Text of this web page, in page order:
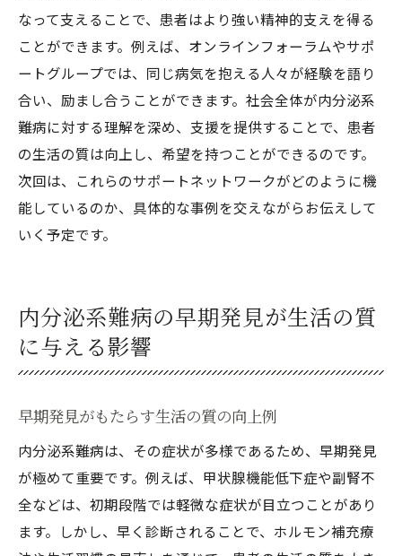
なって支えることで、患者はより強い精神的支えを得る
ことができます。例えば、オンラインフォーラムやサポ
ートグループでは、同じ病気を抱える人々が経験を語り
合い、励まし合うことができます。社会全体が内分泌系
難病に対する理解を深め、支援を提供することで、患者
の生活の質は向上し、希望を持つことができるのです。
次回は、これらのサポートネットワークがどのように機
能しているのか、具体的な事例を交えながらお伝えして
いく予定です。
内分泌系難病の早期発見が生活の質
に与える影響
早期発見がもたらす生活の質の向上例
内分泌系難病は、その症状が多様であるため、早期発見
が極めて重要です。例えば、甲状腺機能低下症や副腎不
全などは、初期段階では軽微な症状が目立つことがあり
ます。しかし、早く診断されることで、ホルモン補充療